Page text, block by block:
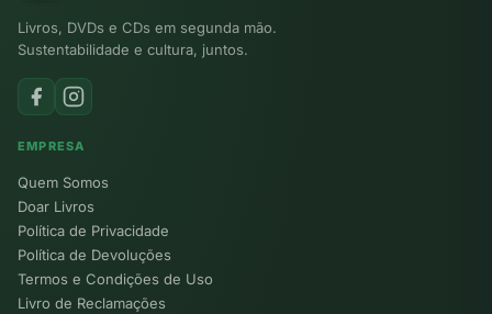
Livros, DVDs e CDs em segunda mão.
Sustentabilidade e cultura, juntos.
EMPRESA
Quem Somos
Doar Livros
Política de Privacidade
Política de Devoluções
Termos e Condições de Uso
Livro de Reclamações